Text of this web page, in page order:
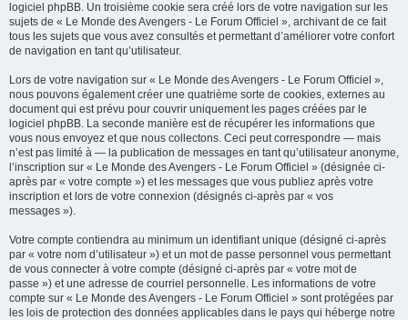
logiciel phpBB. Un troisième cookie sera créé lors de votre navigation sur les
sujets de « Le Monde des Avengers - Le Forum Officiel », archivant de ce fait
tous les sujets que vous avez consultés et permettant d’améliorer votre confort
de navigation en tant qu’utilisateur.
Lors de votre navigation sur « Le Monde des Avengers - Le Forum Officiel »,
nous pouvons également créer une quatrième sorte de cookies, externes au
document qui est prévu pour couvrir uniquement les pages créées par le
logiciel phpBB. La seconde manière est de récupérer les informations que
vous nous envoyez et que nous collectons. Ceci peut correspondre — mais
n’est pas limité à — la publication de messages en tant qu’utilisateur anonyme,
l’inscription sur « Le Monde des Avengers - Le Forum Officiel » (désignée ci-
après par « votre compte ») et les messages que vous publiez après votre
inscription et lors de votre connexion (désignés ci-après par « vos
messages »).
Votre compte contiendra au minimum un identifiant unique (désigné ci-après
par « votre nom d’utilisateur ») et un mot de passe personnel vous permettant
de vous connecter à votre compte (désigné ci-après par « votre mot de
passe ») et une adresse de courriel personnelle. Les informations de votre
compte sur « Le Monde des Avengers - Le Forum Officiel » sont protégées par
les lois de protection des données applicables dans le pays qui héberge notre